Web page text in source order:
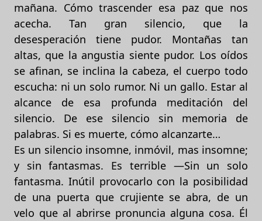
mañana. Cómo trascender esa paz que nos
acecha. Tan gran silencio, que la
desesperación tiene pudor. Montañas tan
altas, que la angustia siente pudor. Los oídos
se afinan, se inclina la cabeza, el cuerpo todo
escucha: ni un solo rumor. Ni un gallo. Estar al
alcance de esa profunda meditación del
silencio. De ese silencio sin memoria de
palabras. Si es muerte, cómo alcanzarte…
Es un silencio insomne, inmóvil, mas insomne;
y sin fantasmas. Es terrible —Sin un solo
fantasma. Inútil provocarlo con la posibilidad
de una puerta que crujiente se abra, de un
velo que al abrirse pronuncia alguna cosa. Él